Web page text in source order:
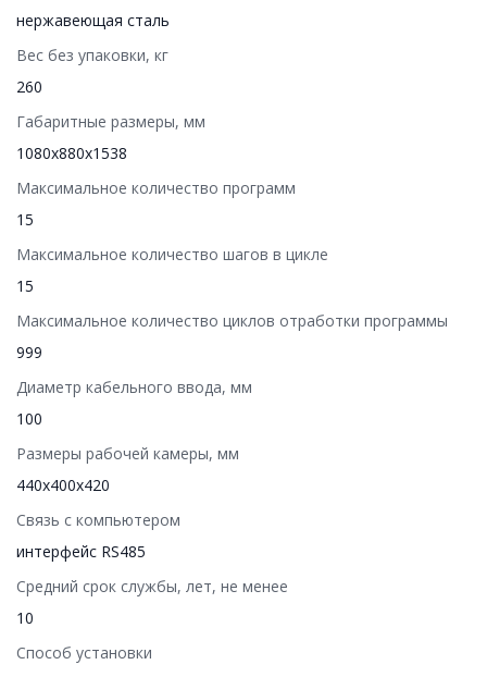
нержавеющая сталь
Вес без упаковки, кг
260
Габаритные размеры, мм
1080х880х1538
Максимальное количество программ
15
Максимальное количество шагов в цикле
15
Максимальное количество циклов отработки программы
999
Диаметр кабельного ввода, мм
100
Размеры рабочей камеры, мм
440х400х420
Связь с компьютером
интерфейс RS485
Средний срок службы, лет, не менее
10
Способ установки